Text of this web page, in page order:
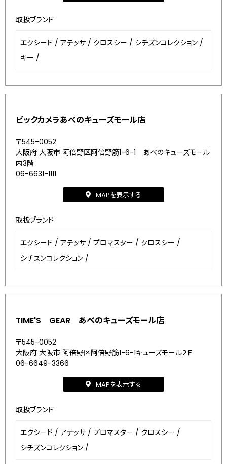
取扱ブランド
エクシード / アテッサ / クロスシー / シチズンコレクション /
キー /
ビックカメラあべのキューズモール店
〒545-0052
大阪府 大阪市 阿倍野区阿倍野筋1-6-1 あべのキューズモール
内3階
06-6631-1111
MAPを表示する
取扱ブランド
エクシード / アテッサ / プロマスター / クロスシー /
シチズンコレクション /
TIME'S GEAR あべのキューズモール店
〒545-0052
大阪府 大阪市 阿倍野区阿倍野筋1-6-1キューズモール２Ｆ
06-6649-3366
MAPを表示する
取扱ブランド
エクシード / アテッサ / プロマスター / クロスシー /
シチズンコレクション /